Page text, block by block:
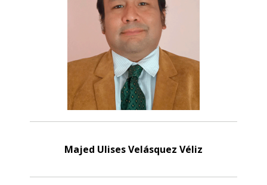
Majed Ulises Velásquez Véliz